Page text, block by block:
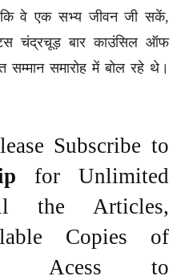
वे एक सभ्य जीवन जी सकें,
चंद्रचूड़ बार काउंसिल ऑफ
सम्मान समारोह में बोल रहे थे।
Subscribe to
for Unlimited
the Articles,
Copies of
Acess to